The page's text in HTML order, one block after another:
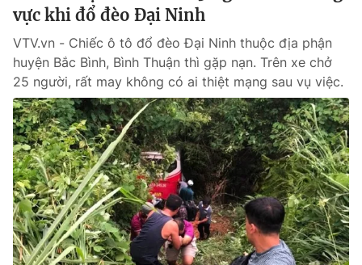
vực khi đổ đèo Đại Ninh
VTV.vn - Chiếc ô tô đổ đèo Đại Ninh thuộc địa phận
huyện Bắc Bình, Bình Thuận thì gặp nạn. Trên xe chở
25 người, rất may không có ai thiệt mạng sau vụ việc.